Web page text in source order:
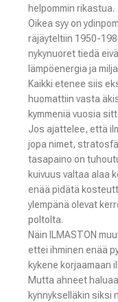
helpommin rikastua.
Oikea syy on
räjäyteltiin 1950-
nykynuoret tiedä
lämpöenergia ja
Kaikki etenee siis
huomattiin vasta
kymmeniä vuosia
Jos ajattelee, että
jopa nimet,
tasapaino on
kuivuus valtaa alaa
enää pidätä
ylempänä olevat
poltolta.
Näin ILMASTON
ettei ihminen enää
kykene korjaamaan
Mutta ahneet
kynnykselläkin siksi